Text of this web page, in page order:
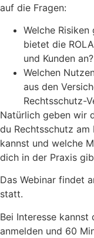
auf die Fragen:
Welche
bietet die
und Kunden an?
Welchen
aus den
Rechtsschutz-
Natürlich geben wir
du Rechtsschutz
kannst und welche
dich in der Praxis
Das Webinar findet
statt.
Bei Interesse
anmelden und 60